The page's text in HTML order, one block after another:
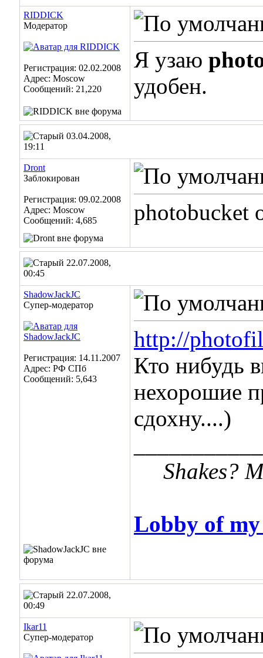
RIDDICK
Модератор
Регистрация: 02.02.2008
Адрес: Moscow
Сообщений: 21,220
Я узаю
удобен.
03.04.2008,
19:11
Dront
Заблокирован
Регистрация: 09.02.2008
Адрес: Moscow
Сообщений: 4,685
photobucket
22.07.2008,
00:45
ShadowJackJC
Супер-модератор
Регистрация: 14.11.2007
Адрес: РФ СПб
Сообщений: 5,643
http://
Кто нибудь
нехорошие
сдохну....)
Shakes?
Lobby of my
22.07.2008,
00:49
Ikar11
Супер-модератор